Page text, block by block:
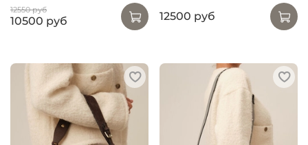
12550 руб
10500 руб 12500 руб